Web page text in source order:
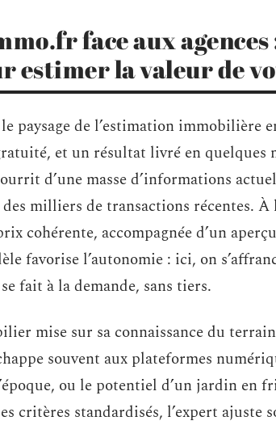
face aux agences
estimer la valeur de
paysage de l’estimation immobilière
et un résultat livré en quelques
d’une masse d’informations
milliers de transactions récentes. À
cohérente, accompagnée d’un
favorise l’autonomie : ici, on
fait à la demande, sans tiers.
mise sur sa connaissance du
souvent aux plateformes
ou le potentiel d’un jardin en
critères standardisés, l’expert ajuste